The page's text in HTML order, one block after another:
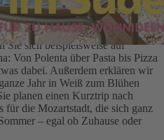
dreht sich alles darum das
Wir zeigen Ihnen, wie Sie sich
Accessoires das Dolce Vita
Sie sich beispielsweise auf
Von Polenta über Pasta bis Pizza
dabei. Außerdem erklären wir
Jahr in Weiß zum Blühen
planen einen Kurztrip nach
für die Mozartstadt, die sich ganz
– egal ob Zuhause oder